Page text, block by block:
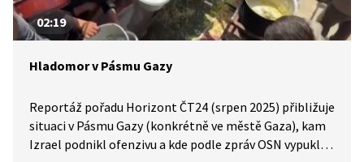
02:19
Hladomor v Pásmu Gazy
Reportáž pořadu Horizont ČT24 (srpen 2025) přibližuje
situaci v Pásmu Gazy (konkrétně ve městě Gaza), kam
Izrael podnikl ofenzivu a kde podle zpráv OSN vypukl